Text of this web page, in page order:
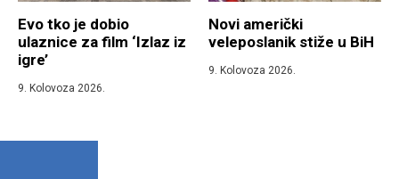
Evo tko je dobio
ulaznice za film ‘Izlaz iz
igre’
9. Kolovoza 2026.
Novi američki
veleposlanik stiže u BiH
9. Kolovoza 2026.